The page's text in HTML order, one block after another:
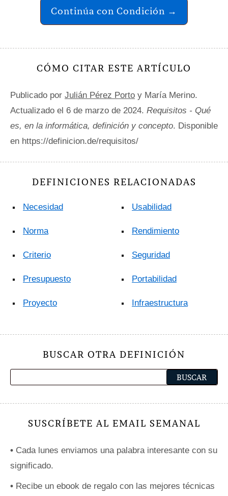
Continúa con Condición →
CÓMO CITAR ESTE ARTÍCULO
Publicado por Julián Pérez Porto y María Merino.
Actualizado el 6 de marzo de 2024. Requisitos - Qué
es, en la informática, definición y concepto. Disponible
en https://definicion.de/requisitos/
DEFINICIONES RELACIONADAS
Necesidad
Norma
Criterio
Presupuesto
Proyecto
Usabilidad
Rendimiento
Seguridad
Portabilidad
Infraestructura
BUSCAR OTRA DEFINICIÓN
SUSCRÍBETE AL EMAIL SEMANAL
• Cada lunes enviamos una palabra interesante con su
significado.
• Recibe un ebook de regalo con las mejores técnicas